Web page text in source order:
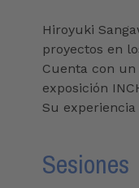
Hiroyuki
proyectos en
Cuenta con
exposición
Su
Sesiones